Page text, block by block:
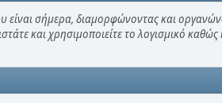
σήμερα, διαμορφώνοντας και
και χρησιμοποιείτε το λογισμικό